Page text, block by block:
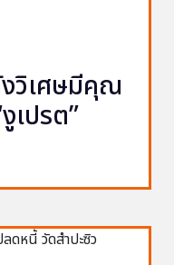
วิเศษมีคุณ
เปรต”